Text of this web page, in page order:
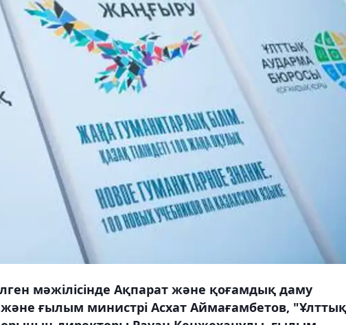
мәжілісінде Ақпарат және қоғамдық даму
және ғылым министрі Асхат Аймағамбетов, "Ұлттық